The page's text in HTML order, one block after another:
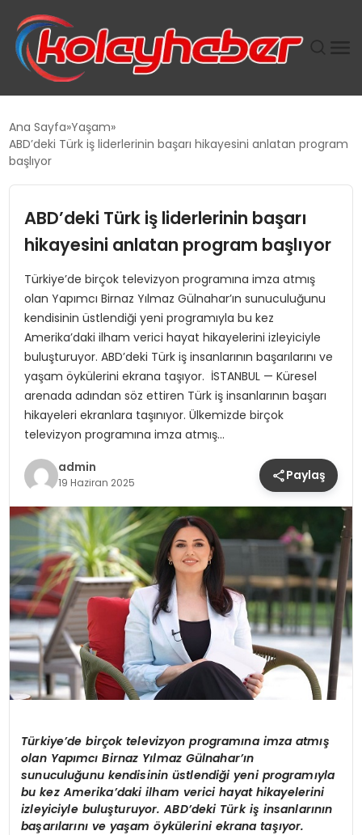
SUWEN’IN İSTIHDAM MODELI EKONOMIDE KADIN
TANYER YAPI ZEMIN MÜHENDISLIĞINDE HEDEF
BÜYÜTTÜ
TOROSLAR’DA PAZAR GERGİNLİĞİ!
Ana Sayfa Yaşam
ABD’deki Türk iş liderlerinin başarı hikayesini anlatan program
başlıyor
ABD’deki Türk iş liderlerinin başarı
hikayesini anlatan program başlıyor
Türkiye’de birçok televizyon programına imza atmış
olan Yapımcı Birnaz Yılmaz Gülnahar’ın sunuculuğunu
kendisinin üstlendiği yeni programıyla bu kez
Amerika’daki ilham verici hayat hikayelerini izleyiciyle
buluşturuyor. ABD’deki Türk iş insanlarının başarılarını ve
yaşam öykülerini ekrana taşıyor. İSTANBUL — Küresel
arenada adından söz ettiren Türk iş insanlarının başarı
hikayeleri ekranlara taşınıyor. Ülkemizde birçok
televizyon programına imza atmış…
admin
19 Haziran 2025 Paylaş
Türkiye’de birçok televizyon programına imza atmış
olan Yapımcı Birnaz Yılmaz Gülnahar’ın
sunuculuğunu kendisinin üstlendiği yeni programıyla
bu kez Amerika’daki ilham verici hayat hikayelerini
izleyiciyle buluşturuyor. ABD’deki Türk iş insanlarının
başarılarını ve yaşam öykülerini ekrana taşıyor.